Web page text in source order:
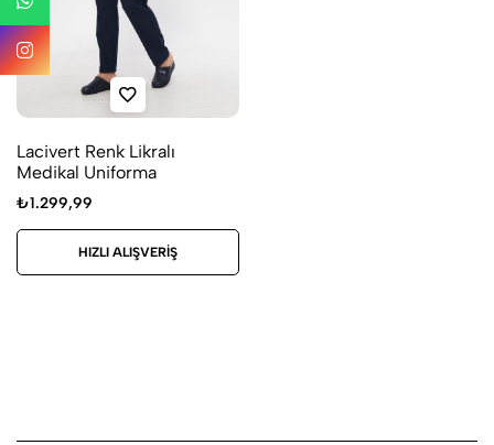
Lacivert Renk Likralı
Medikal Uniforma
₺1.299,99
HIZLI ALIŞVERIŞ